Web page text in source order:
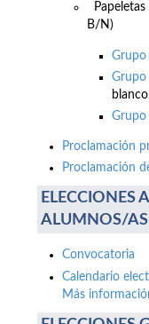
B/N)
Grupo
Grupo
Proclamación
Proclamación
ELECCIONES
ALUMNOS/
Convocatoria
Calendario
Más